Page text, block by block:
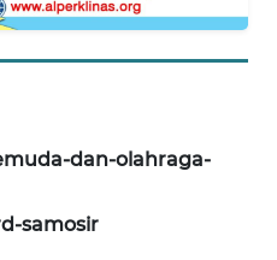
dan-olahraga-
samosir